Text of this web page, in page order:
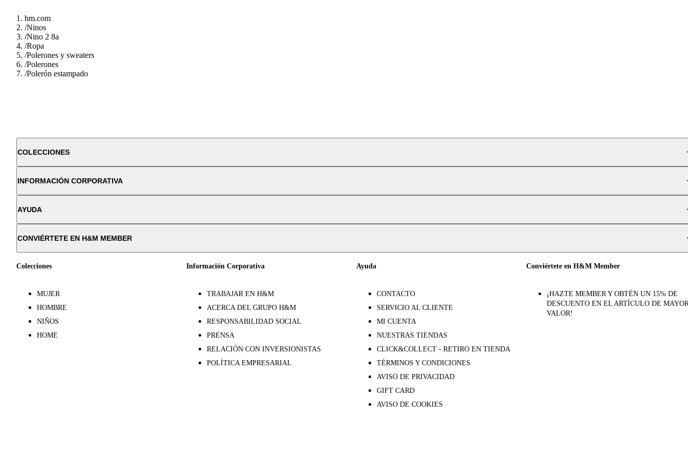
hm.com
/Ninos
/Nino 2 8a
/Ropa
/Polerones y sweaters
/Polerones
/Polerón estampado
COLECCIONES
INFORMACIÓN CORPORATIVA
AYUDA
CONVIÉRTETE EN H&M MEMBER
Colecciones
MUJER
HOMBRE
NIÑOS
HOME
Información Corporativa
TRABAJAR EN H&M
ACERCA DEL GRUPO H&M
RESPONSABILIDAD SOCIAL
PRENSA
RELACIÓN CON INVERSIONISTAS
POLÍTICA EMPRESARIAL
Ayuda
CONTACTO
SERVICIO AL CLIENTE
MI CUENTA
NUESTRAS TIENDAS
CLICK&COLLECT - RETIRO EN TIENDA
TÉRMINOS Y CONDICIONES
AVISO DE PRIVACIDAD
GIFT CARD
AVISO DE COOKIES
Conviértete en H&M Member
¡HAZTE MEMBER Y OBTÉN UN 15% DE
DESCUENTO EN EL ARTÍCULO DE
VALOR!